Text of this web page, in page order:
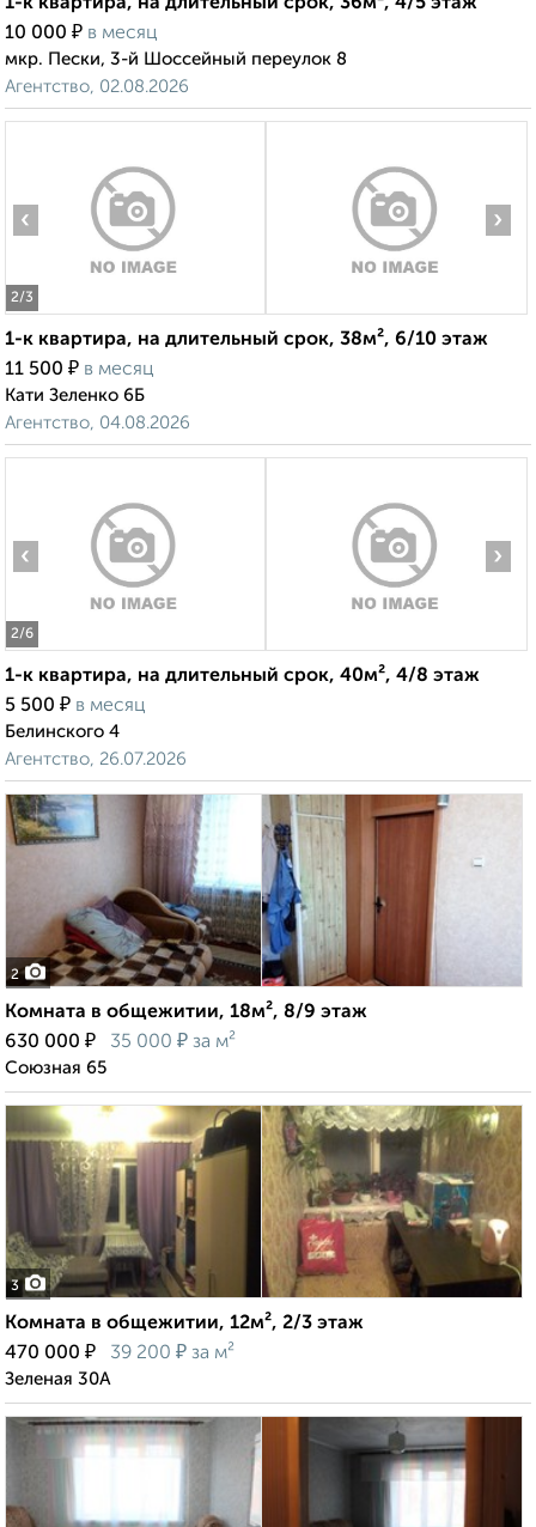
1-к квартира, на длительный срок, 36м², 4/5 этаж
10 000 ₽ в месяц
мкр. Пески, 3-й Шоссейный переулок 8
Агентство, 02.08.2026
2/3
‹ ›
1-к квартира, на длительный срок, 38м², 6/10 этаж
11 500 ₽ в месяц
Кати Зеленко 6Б
Агентство, 04.08.2026
2/6
‹ ›
1-к квартира, на длительный срок, 40м², 4/8 этаж
5 500 ₽ в месяц
Белинского 4
Агентство, 26.07.2026
2
Комната в общежитии, 18м², 8/9 этаж
630 000 ₽ 35 000 ₽ за м²
Союзная 65
3
Комната в общежитии, 12м², 2/3 этаж
470 000 ₽ 39 200 ₽ за м²
Зеленая 30А